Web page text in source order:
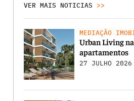
VER MAIS NOTICIAS >>
MEDIAÇÃO
Urban Living
apartamentos
27 JULHO 2026